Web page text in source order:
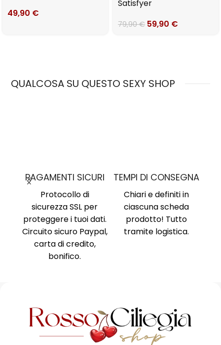
49,90 €
Satisfyer
79,90€ 59,90 €
QUALCOSA SU QUESTO SEXY SHOP
PAGAMENTI SICURI
Protocollo di
sicurezza SSL per
proteggere i tuoi dati.
Circuito sicuro Paypal,
carta di credito,
bonifico.
TEMPI DI CONSEGNA
Chiari e definiti in
ciascuna scheda
prodotto! Tutto
tramite logistica.